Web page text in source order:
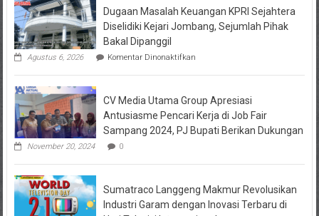
Dirusak
Orang,
Sudah
Belum
Dugaan Masalah Keuangan KPRI Sejahtera
Diselidiki Kejari Jombang, Sejumlah Pihak
Bakal Dipanggil
Agustus 6, 2026 Komentar Dinonaktifkanpada
Masalah
KPRI
Sejahtera
Diselidiki
Kejari
Pihak
Dipanggil
CV Media Utama Group Apresiasi
Antusiasme Pencari Kerja di Job Fair
Sampang 2024, PJ Bupati Berikan Dukungan
November 20, 2024 0
Sumatraco Langgeng Makmur Revolusikan
Industri Garam dengan Inovasi Terbaru di